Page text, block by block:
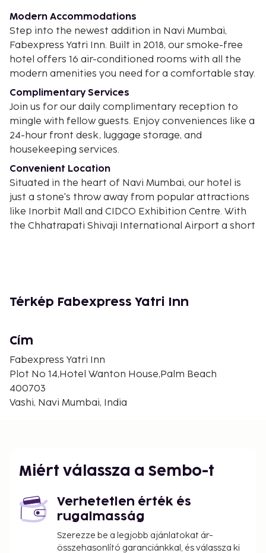
Modern Accommodations
Step into the newest addition in Navi Mumbai,
Fabexpress Yatri Inn. Built in 2018, our smoke-free
hotel offers 16 air-conditioned rooms with all the
modern amenities you need for a comfortable stay.
Complimentary Services
Join us for our daily complimentary reception to
mingle with fellow guests. Enjoy conveniences like a
24-hour front desk, luggage storage, and
housekeeping services.
Convenient Location
Situated in the heart of Navi Mumbai, our hotel is
just a stone's throw away from popular attractions
like Inorbit Mall and CIDCO Exhibition Centre. With
the Chhatrapati Shivaji International Airport a short
Térkép Fabexpress Yatri Inn
Cím
Fabexpress Yatri Inn
Plot No 14,Hotel Wanton House,Palm Beach
400703
Vashi, Navi Mumbai, India
Miért válassza a Sembo-t
Verhetetlen érték és
rugalmasság
Szerezze be a legjobb ajánlatokat ár-
összehasonlító garanciánkkal, és válassza ki